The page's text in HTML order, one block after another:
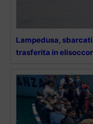
Lampedusa,
trasferita in